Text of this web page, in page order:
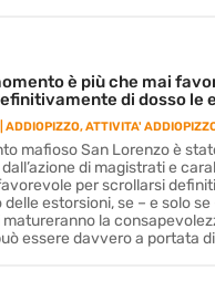
è più che mai
di dosso le
|ADDIOPIZZO,ATTIVITA'
mafioso San Lorenzo è
di magistrati e
per scrollarsi
delle estorsioni, se – e solo
la
essere davvero a portata